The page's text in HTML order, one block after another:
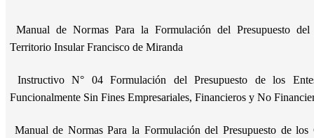
Manual de Normas Para la Formulación del Presupuesto
Territorio Insular Francisco de Miranda
Instructivo N° 04 Formulación del Presupuesto de los
Funcionalmente Sin Fines Empresariales, Financieros y No
Manual de Normas Para la Formulación del Presupuesto de los